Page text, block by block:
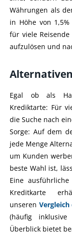
Währungen als
in Höhe von
für viele
aufzulösen und
Egal ob als
Krediktarte: Für
die Suche nach
Sorge: Auf dem
jede Menge
um Kunden
beste Wahl ist,
Eine
Kreditkarte
unseren
(häufig inklusive
Überblick bietet